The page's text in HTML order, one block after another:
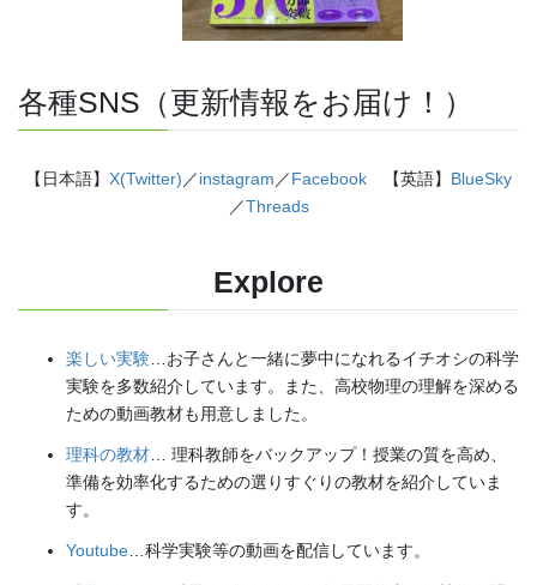
各種SNS（更新情報をお届け！）
【日本語】 X(Twitter) ／instagram ／Facebook 【英語】 BlueSky
／Threads
Explore
楽しい実験 …お子さんと一緒に夢中になれるイチオシの科学
実験を多数紹介しています。また、高校物理の理解を深める
ための動画教材も用意しました。
理科の教材… 理科教師をバックアップ！授業の質を高め、
準備を効率化するための選りすぐりの教材を紹介していま
す。
Youtube…科学実験等の動画を配信しています。